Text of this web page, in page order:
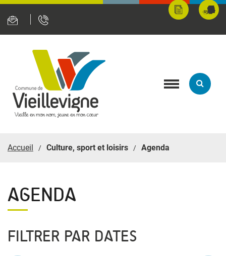
Mes
démarches
Toggle
Accueil Culture, sport et loisirs Agenda
AGENDA
FILTRER PAR DATES
Panneau de gestion des cookies